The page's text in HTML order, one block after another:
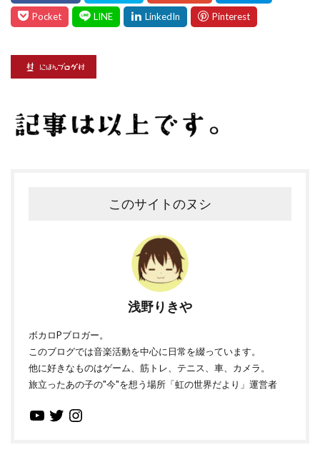
このサイトのヌシ
浅野りきや
ボカロPブロガー。
このブログでは音楽活動を中心に日常を綴っています。
他に好きなものはゲーム、筋トレ、テニス、車、カメラ。
旅立ったあの子の"今"を想う場所「虹の世界だより」運営者